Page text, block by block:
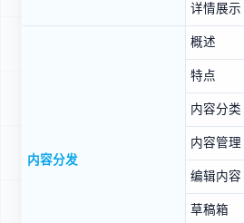
详情展示
内容分发
概述
特点
内容分类
内容管理
编辑内容
草稿箱